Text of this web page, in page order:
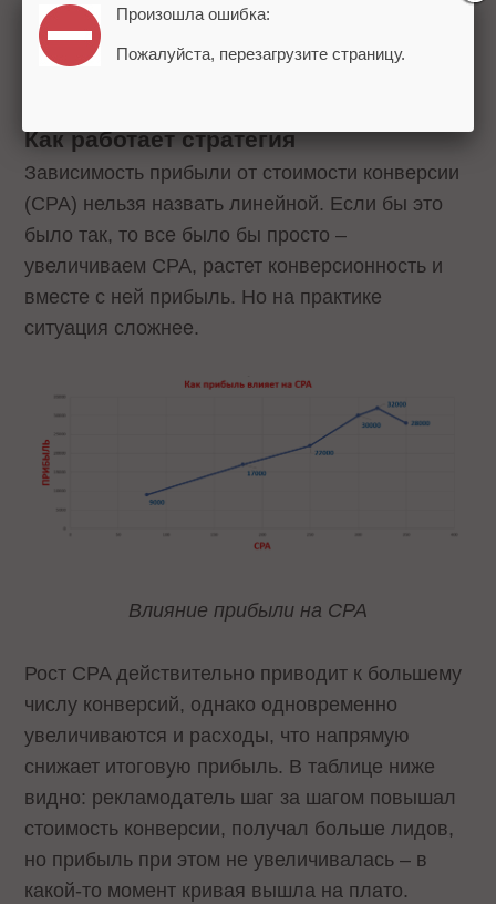
«Мастере отчетов» система автоматически
рассчитывает показатель, вычитая расходы из
Как работает стратегия
Зависимость прибыли от стоимости конверсии
(CPA) нельзя назвать линейной. Если бы это
было так, то все было бы просто –
увеличиваем CPA, растет конверсионность и
вместе с ней прибыль. Но на практике
ситуация сложнее.
Влияние прибыли на CPA
Рост CPA действительно приводит к большему
числу конверсий, однако одновременно
увеличиваются и расходы, что напрямую
снижает итоговую прибыль. В таблице ниже
видно: рекламодатель шаг за шагом повышал
стоимость конверсии, получал больше лидов,
но прибыль при этом не увеличивалась – в
какой-то момент кривая вышла на плато.
Произошла ошибка:
Пожалуйста, перезагрузите страницу.